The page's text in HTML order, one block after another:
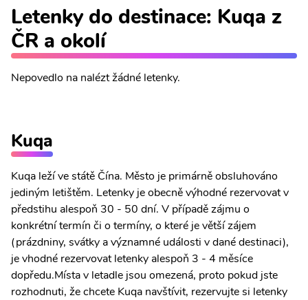
Letenky do destinace: Kuqa z
ČR a okolí
Nepovedlo na nalézt žádné letenky.
Kuqa
Kuqa leží ve státě Čína. Město je primárně obsluhováno
jediným letištěm. Letenky je obecně výhodné rezervovat v
předstihu alespoň 30 - 50 dní. V případě zájmu o
konkrétní termín či o termíny, o které je větší zájem
(prázdniny, svátky a významné události v dané destinaci),
je vhodné rezervovat letenky alespoň 3 - 4 měsíce
dopředu.Místa v letadle jsou omezená, proto pokud jste
rozhodnuti, že chcete Kuqa navštívit, rezervujte si letenky